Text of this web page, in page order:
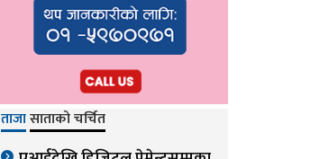
ताजासाताको चर्चित